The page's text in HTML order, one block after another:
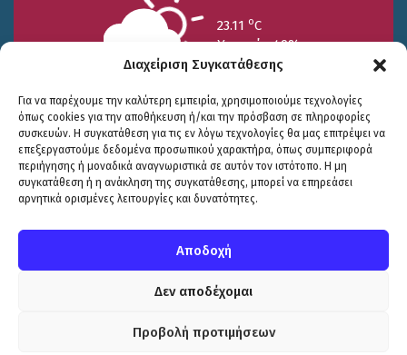
Διαχείριση Συγκατάθεσης
Για να παρέχουμε την καλύτερη εμπειρία, χρησιμοποιούμε τεχνολογίες
όπως cookies για την αποθήκευση ή/και την πρόσβαση σε πληροφορίες
συσκευών. Η συγκατάθεση για τις εν λόγω τεχνολογίες θα μας επιτρέψει να
επεξεργαστούμε δεδομένα προσωπικού χαρακτήρα, όπως συμπεριφορά
περιήγησης ή μοναδικά αναγνωριστικά σε αυτόν τον ιστότοπο. Η μη
συγκατάθεση ή η ανάκληση της συγκατάθεσης, μπορεί να επηρεάσει
αρνητικά ορισμένες λειτουργίες και δυνατότητες.
Αποδοχή
Δεν αποδέχομαι
Προβολή προτιμήσεων
23.11 oC
Υγρασία 49%
25/7
15.73 oC
26/7
17.99oC
27/7
20.94oC
© COPYRIGHT ΔΗΜΟΣ ΣΟΥΛΙΟΥ 2026
ΕΓΚΡΙΤΟΣ GROUP